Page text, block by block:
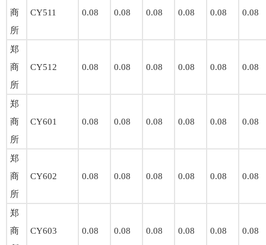
商
所
CY511 0.08 0.08 0.08 0.08 0.08 0.08
郑
商
所
CY512 0.08 0.08 0.08 0.08 0.08 0.08
郑
商
所
CY601 0.08 0.08 0.08 0.08 0.08 0.08
郑
商
所
CY602 0.08 0.08 0.08 0.08 0.08 0.08
郑
商
CY603 0.08 0.08 0.08 0.08 0.08 0.08